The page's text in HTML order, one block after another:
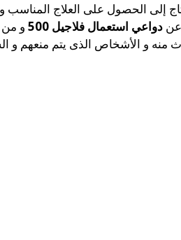
الحصول على العلاج المناسب و
عن دواعي استعمال فلاجيل 500
و من
منه و الأشخاص الذى يتم منعهم و